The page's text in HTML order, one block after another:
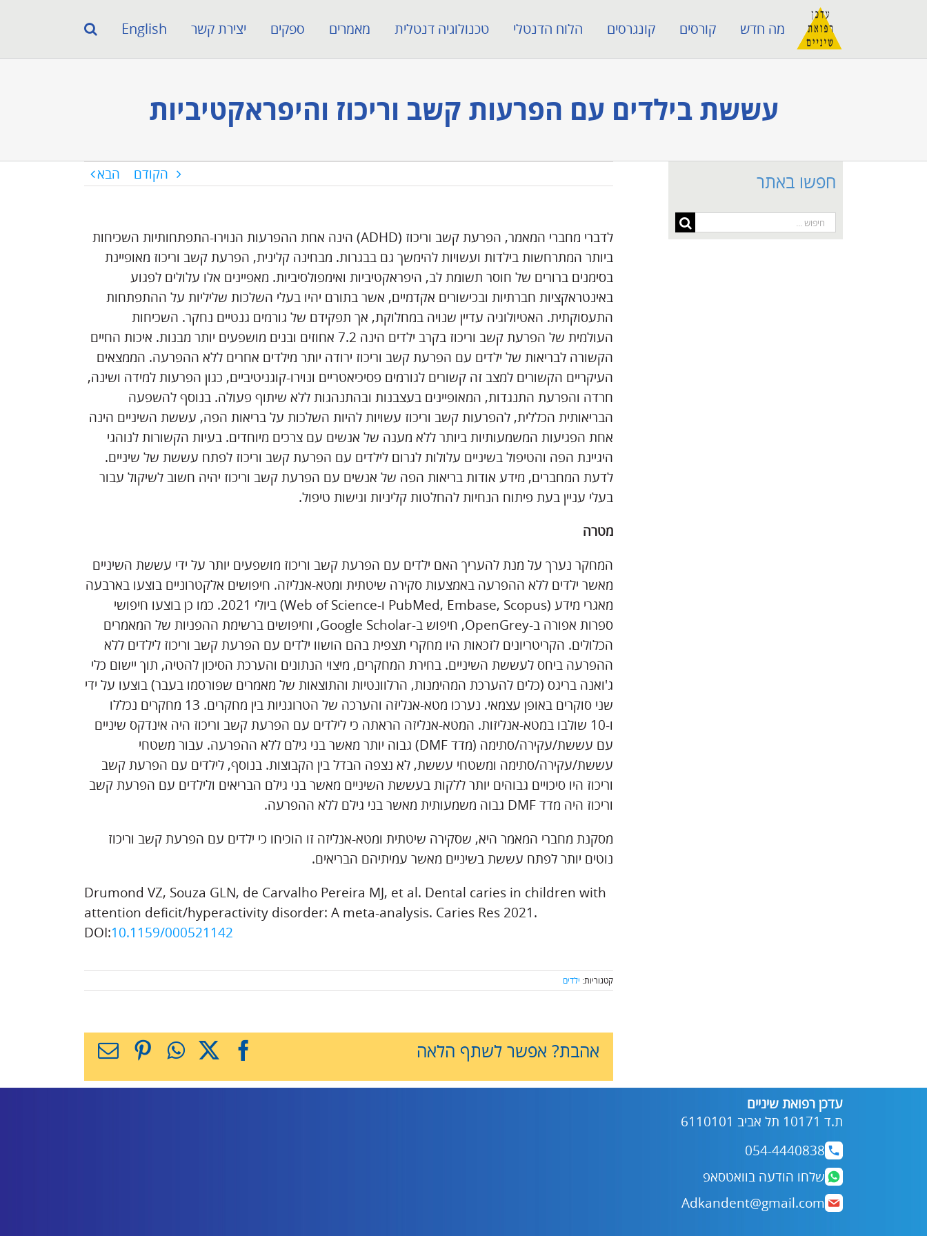
מה חדש קורסים קונגרסים הלוח הדנטלי טכנולוגיה דנטלית מאמרים ספקים יצירת קשר English
עששת בילדים עם הפרעות קשב וריכוז והיפראקטיביות
הקודם הבא
לדברי מחברי המאמר, הפרעת קשב וריכוז (ADHD) הינה אחת ההפרעות הנוירו-התפתחותיות השכיחות
ביותר המתרחשות בילדות ועשויות להימשך גם בבגרות. מבחינה קלינית, הפרעת קשב וריכוז מאופיינת
בסימנים ברורים של חוסר תשומת לב, היפראקטיביות ואימפולסיביות. מאפיינים אלו עלולים לפגוע
באינטראקציות חברתיות ובכישורים אקדמיים, אשר בתורם יהיו בעלי השלכות שליליות על ההתפתחות
התעסוקתית. האטיולוגיה עדיין שנויה במחלוקת, אך תפקידם של גורמים גנטיים נחקר. השכיחות
העולמית של הפרעת קשב וריכוז בקרב ילדים הינה 7.2 אחוזים ובנים מושפעים יותר מבנות. איכות החיים
הקשורה לבריאות של ילדים עם הפרעת קשב וריכוז ירודה יותר מילדים אחרים ללא ההפרעה. הממצאים
העיקריים הקשורים למצב זה קשורים לגורמים פסיכיאטריים ונוירו-קוגניטיביים, כגון הפרעות למידה ושינה,
חרדה והפרעת התנגדות, המאופיינים בעצבנות ובהתנהגות ללא שיתוף פעולה. בנוסף להשפעה
הבריאותית הכללית, להפרעות קשב וריכוז עשויות להיות השלכות על בריאות הפה, עששת השיניים הינה
אחת הפגיעות המשמעותיות ביותר ללא מענה של אנשים עם צרכים מיוחדים. בעיות הקשורות לנוהגי
היגיינת הפה והטיפול בשיניים עלולות לגרום לילדים עם הפרעת קשב וריכוז לפתח עששת של שיניים.
לדעת המחברים, מידע אודות בריאות הפה של אנשים עם הפרעת קשב וריכוז יהיה חשוב לשיקול עבור
בעלי עניין בעת פיתוח הנחיות להחלטות קליניות וגישות טיפול.
מטרה
המחקר נערך על מנת להעריך האם ילדים עם הפרעת קשב וריכוז מושפעים יותר על ידי עששת השיניים
מאשר ילדים ללא ההפרעה באמצעות סקירה שיטתית ומטא-אנליזה. חיפושים אלקטרוניים בוצעו בארבעה
מאגרי מידע (PubMed, Embase, Scopus ו-Web of Science) ביולי 2021. כמו כן בוצעו חיפושי
ספרות אפורה ב-OpenGrey, חיפוש ב-Google Scholar, וחיפושים ברשימת ההפניות של המאמרים
הכלולים. הקריטריונים לזכאות היו מחקרי תצפית בהם הושוו ילדים עם הפרעת קשב וריכוז לילדים ללא
ההפרעה ביחס לעששת השיניים. בחירת המחקרים, מיצוי הנתונים והערכת הסיכון להטיה, תוך יישום כלי
ג'ואנה בריגס (כלים להערכת המהימנות, הרלוונטיות והתוצאות של מאמרים שפורסמו בעבר) בוצעו על ידי
שני סוקרים באופן עצמאי. נערכו מטא-אנליזה והערכה של הטרוגניות בין מחקרים. 13 מחקרים נכללו
ו-10 שולבו במטא-אנליזות. המטא-אנליזה הראתה כי לילדים עם הפרעת קשב וריכוז היה אינדקס שיניים
עם עששת/עקירה/סתימה (מדד DMF) גבוה יותר מאשר בני גילם ללא ההפרעה. עבור משטחי
עששת/עקירה/סתימה ומשטחי עששת, לא נצפה הבדל בין הקבוצות. בנוסף, לילדים עם הפרעת קשב
וריכוז היו סיכויים גבוהים יותר ללקות בעששת השיניים מאשר בני גילם הבריאים ולילדים עם הפרעת קשב
וריכוז היה מדד DMF גבוה משמעותית מאשר בני גילם ללא ההפרעה.
מסקנת מחברי המאמר היא, שסקירה שיטתית ומטא-אנליזה זו הוכיחו כי ילדים עם הפרעת קשב וריכוז
נוטים יותר לפתח עששת בשיניים מאשר עמיתיהם הבריאים.
Drumond VZ, Souza GLN, de Carvalho Pereira MJ, et al. Dental caries in children with
attention deficit/hyperactivity disorder: A meta-analysis. Caries Res 2021.
DOI:10.1159/000521142
קטגוריות: ילדים
אהבת? אפשר לשתף הלאה Facebook
X
WhatsApp
Pinterest
כתובת
אלקטרוני
חפשו באתר
חיפוש...
עדכן רפואת שיניים
ת.ד 10171 תל אביב 6110101
054-4440838
שלחו הודעה בוואטסאפ
Adkandent@gmail.com